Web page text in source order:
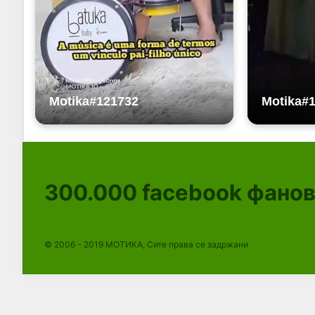
300.000 facebook
© 2006 - 2019 МОТИКА, Сите права се задржани